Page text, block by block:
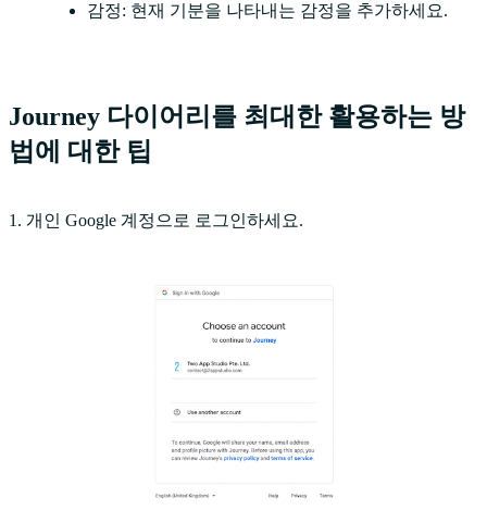
감정: 현재 기분을 나타내는 감정을 추가하세요.
Journey 다이어리를 최대한 활용하는 방
법에 대한 팁
1. 개인 Google 계정으로 로그인하세요.